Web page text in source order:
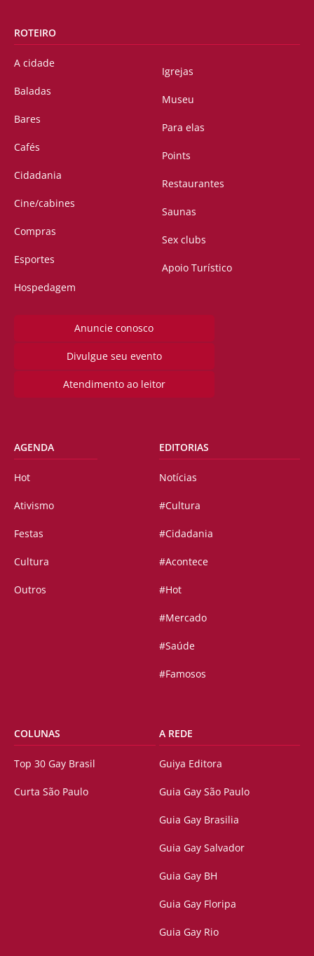
ROTEIRO
A cidade
Baladas
Bares
Cafés
Cidadania
Cine/cabines
Compras
Esportes
Hospedagem
Igrejas
Museu
Para elas
Points
Restaurantes
Saunas
Sex clubs
Apoio Turístico
Anuncie conosco
Divulgue seu evento
Atendimento ao leitor
AGENDA
Hot
Ativismo
Festas
Cultura
Outros
EDITORIAS
Notícias
#Cultura
#Cidadania
#Acontece
#Hot
#Mercado
#Saúde
#Famosos
COLUNAS
Top 30 Gay Brasil
Curta São Paulo
A REDE
Guiya Editora
Guia Gay São Paulo
Guia Gay Brasilia
Guia Gay Salvador
Guia Gay BH
Guia Gay Floripa
Guia Gay Rio